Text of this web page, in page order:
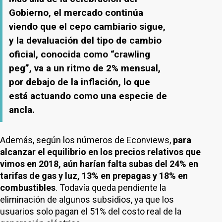
Gobierno, el mercado continúa
viendo que el cepo cambiario sigue,
y la devaluación del tipo de cambio
oficial, conocida como “crawling
peg”, va a un ritmo de 2% mensual,
por debajo de la inflación, lo que
está actuando como una especie de
ancla.
Además, según los números de Econviews, para
alcanzar el equilibrio en los precios relativos que
vimos en 2018, aún harían falta subas del 24% en
tarifas de gas y luz, 13% en prepagas y 18% en
combustibles. Todavía queda pendiente la
eliminación de algunos subsidios, ya que los
usuarios solo pagan el 51% del costo real de la